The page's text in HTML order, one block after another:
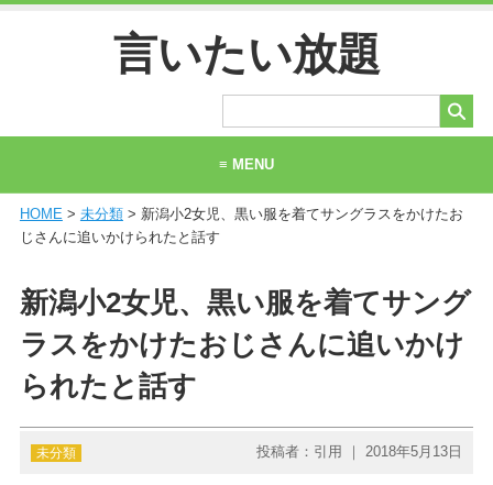
言いたい放題
≡ MENU
ホーム
お問い合わせ
HOME> 未分類> 新潟小2女児、黒い服を着てサングラスをかけたお
じさんに追いかけられたと話す
新潟小2女児、黒い服を着てサング
ラスをかけたおじさんに追いかけ
られたと話す
未分類 投稿者：引用 ｜ 2018年5月13日